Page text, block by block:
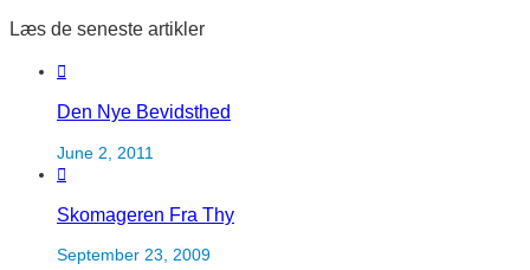
Læs de seneste artikler
Den Nye Bevidsthed
June 2, 2011
Skomageren Fra Thy
September 23, 2009